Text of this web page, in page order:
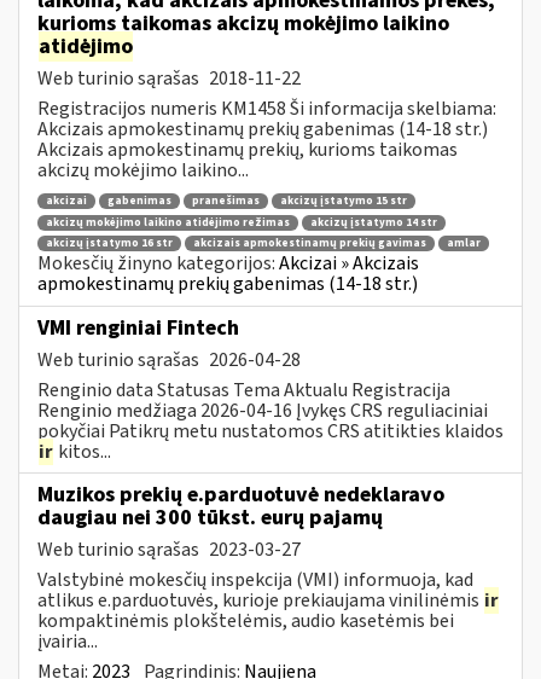
kurioms taikomas akcizų mokėjimo laikino
atidėjimo
Web turinio sąrašas 2018-11-22
Registracijos numeris KM1458 Ši informacija skelbiama:
Akcizais apmokestinamų prekių gabenimas (14-18 str.)
Akcizais apmokestinamų prekių, kurioms taikomas
akcizų mokėjimo laikino...
akcizai gabenimas pranešimas
akcizų įstatymo 15 str
akcizų mokėjimo laikino atidėjimo režimas
akcizų įstatymo 14 str
akcizų įstatymo 16 str
akcizais apmokestinamų prekių gavimas amlar
Mokesčių žinyno kategorijos:Akcizai » Akcizais
apmokestinamų prekių gabenimas (14-18 str.)
VMI renginiai Fintech
Web turinio sąrašas 2026-04-28
Renginio data Statusas Tema Aktualu Registracija
Renginio medžiaga 2026-04-16 Įvykęs CRS reguliaciniai
pokyčiai Patikrų metu nustatomos CRS atitikties klaidos
ir kitos...
Muzikos prekių e.parduotuvė nedeklaravo
daugiau nei 300 tūkst. eurų pajamų
Web turinio sąrašas 2023-03-27
Valstybinė mokesčių inspekcija (VMI) informuoja, kad
atlikus e.parduotuvės, kurioje prekiaujama vinilinėmis ir
kompaktinėmis plokštelėmis, audio kasetėmis bei
įvairia...
Metai: 2023 Pagrindinis: Naujiena